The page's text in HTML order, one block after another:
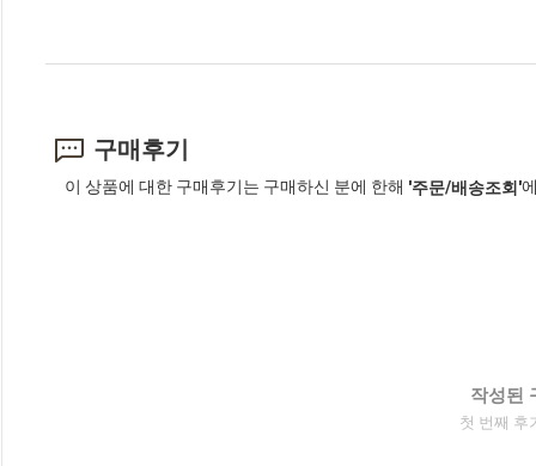
구매후기
이 상품에 대한 구매후기는 구매하신 분에 한해 '주문/배송조회'
작성된
첫 번째 후